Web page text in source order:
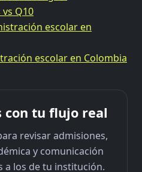
Q10
escolar en
escolar en Colombia
con tu flujo real
revisar admisiones,
y comunicación
a los de tu institución.